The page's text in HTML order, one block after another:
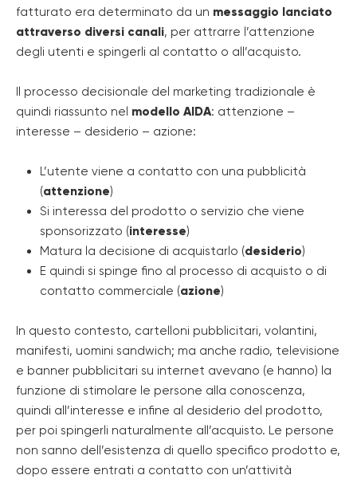
fatturato era determinato da un messaggio lanciato
attraverso diversi canali, per attrarre l’attenzione
degli utenti e spingerli al contatto o all’acquisto.
Il processo decisionale del marketing tradizionale è
quindi riassunto nel modello AIDA: attenzione –
interesse – desiderio – azione:
L’utente viene a contatto con una pubblicità
(attenzione)
Si interessa del prodotto o servizio che viene
sponsorizzato (interesse)
Matura la decisione di acquistarlo (desiderio)
E quindi si spinge fino al processo di acquisto o di
contatto commerciale (azione)
In questo contesto, cartelloni pubblicitari, volantini,
manifesti, uomini sandwich; ma anche radio, televisione
e banner pubblicitari su internet avevano (e hanno) la
funzione di stimolare le persone alla conoscenza,
quindi all’interesse e infine al desiderio del prodotto,
per poi spingerli naturalmente all’acquisto. Le persone
non sanno dell’esistenza di quello specifico prodotto e,
dopo essere entrati a contatto con un’attività